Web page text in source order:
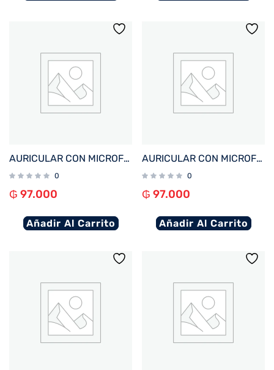
AURICULAR CON MICROFONO FTX E68-BL BT/MIC/ENC/TOUCH/IPX6 AZUL
0
₲ 97.000
Añadir Al Carrito
AURICULAR CON MICROFONO FTX E68-WH BT/MIC/ENC/TOUCH/IPX6 BLANCO
0
₲ 97.000
Añadir Al Carrito